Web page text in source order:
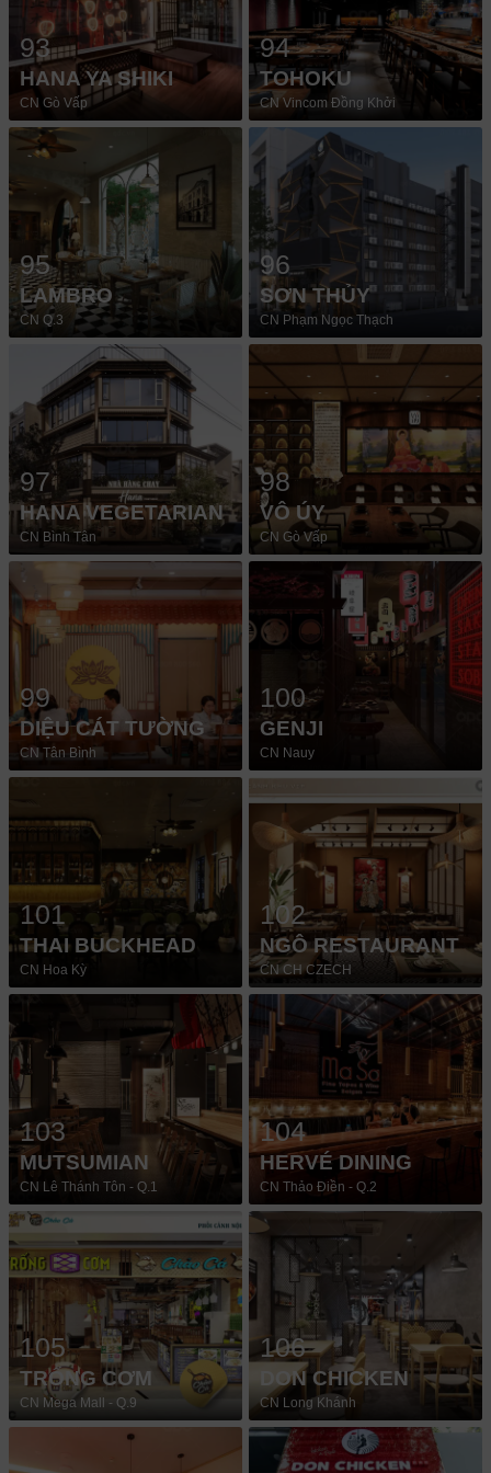
93
HANA YA SHIKI
CN Gò Vấp
94
TOHOKU
CN Vincom Đồng Khởi
95
LAMBRO
CN Q.3
96
SƠN THỦY
CN Phạm Ngọc Thạch
97
HANA VEGETARIAN
CN Bình Tân
98
VÔ ÚY
CN Gò Vấp
99
DIỆU CÁT TƯỜNG
CN Tân Bình
100
GENJI
CN Nauy
101
THAI BUCKHEAD
CN Hoa Kỳ
102
NGÔ RESTAURANT
CN CH CZECH
103
MUTSUMIAN
CN Lê Thánh Tôn - Q.1
104
HERVÉ DINING
CN Thảo Điền - Q.2
105
TRỐNG CƠM
CN Mega Mall - Q.9
106
DON CHICKEN
CN Long Khánh